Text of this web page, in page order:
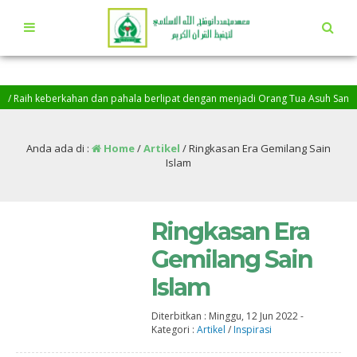
dan pahala berlipat dengan menjadi Orang Tua Asuh Santri
Baarakallah…
Anda ada di : Home/Artikel /Ringkasan Era Gemilang Sain
Islam
Ringkasan Era
Gemilang Sain
Islam
Diterbitkan : Minggu, 12 Jun 2022-
Kategori : Artikel / Inspirasi